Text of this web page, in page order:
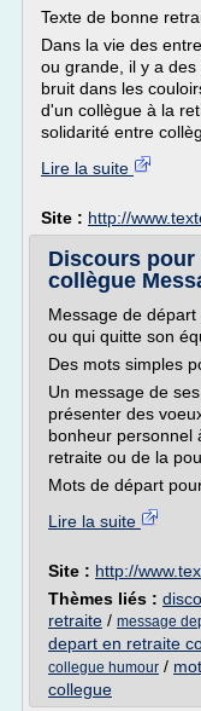
Texte de bonne
Dans la vie des
ou grande, il y a
bruit dans les
d'un collègue à la
solidarité entre
Lire la suite
Site : http://
Discours pour
collègue
Message de
ou qui quitte son
Des mots simples
Un message de
présenter des
bonheur personnel
retraite ou de la
Mots de départ pour
Lire la suite
Site : http://
Thèmes liés :
retraite / message
depart en retraite
collegue humour /
collegue